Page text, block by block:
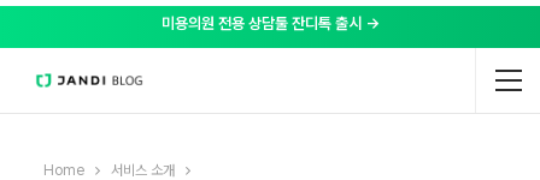
미용의원 전용 상담툴 잔디톡 출시 →
Home 서비스 소개